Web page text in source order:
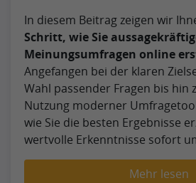
In diesem Beitrag zeigen wir
Schritt, wie Sie
Meinungsumfragen online
Angefangen bei der klaren
Wahl passender Fragen bis hin
Nutzung moderner
wie Sie die besten Ergebnisse
wertvolle Erkenntnisse sofort
Mehr lesen